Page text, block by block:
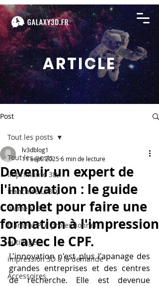
ARTICLE
Post
Tout les posts
imprimante 3D,
franchise LV3D,
filament 3d,
filament PLA professionnel
outillage
impression 3D à la demande
Accessoires
Tout les posts
Devenir un expert de
l'innovation : le guide
complet pour faire une
formation à l'impression
3D avec le CPF.
lv3dblog1
11 sept. 20256 min de lecture
L'innovation n'est plus l'apanage des
grandes entreprises et des centres
de recherche. Elle est devenue